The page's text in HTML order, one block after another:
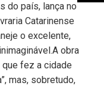
do país, lança no
Catarinense
o excelente,
obra
fez a cidade
mas, sobretudo,